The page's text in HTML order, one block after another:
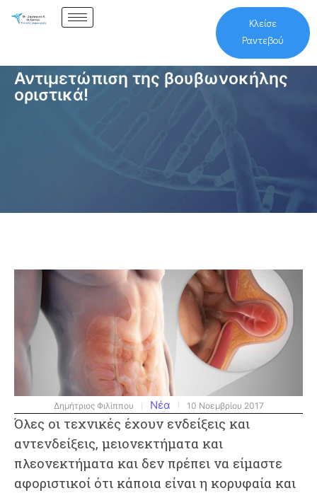
Κλείσε
Ραντεβού
Αντιμετώπιση της βουβωνοκήλης
οριστικά!
Δημήτριος Φιλίππου Νέα 10 Νοεμβρίου 2017
​Όλες οι τεχνικές έχουν ενδείξεις και
αντενδείξεις, μειονεκτήματα και
πλεονεκτήματα και δεν πρέπει να είμαστε
αφοριστικοί ότι κάποια είναι η κορυφαία και